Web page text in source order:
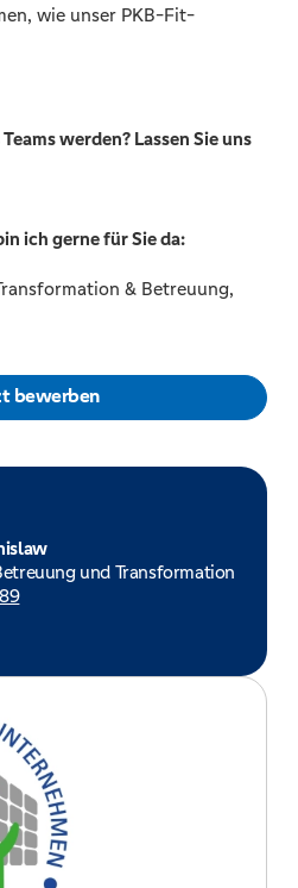
wie unser PKB-Fit-
werden? Lassen Sie uns
ich gerne für Sie da:
& Betreuung,
bewerben
und Transformation